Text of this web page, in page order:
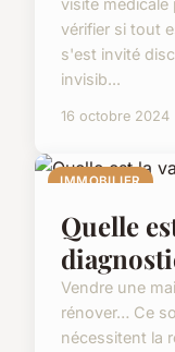
visite
vérifier si tout
s'est invité
invisib...
16 octobre 2024
IMMOBILIER
Quelle
Vendre une
rénover… Ce
nécessitent la